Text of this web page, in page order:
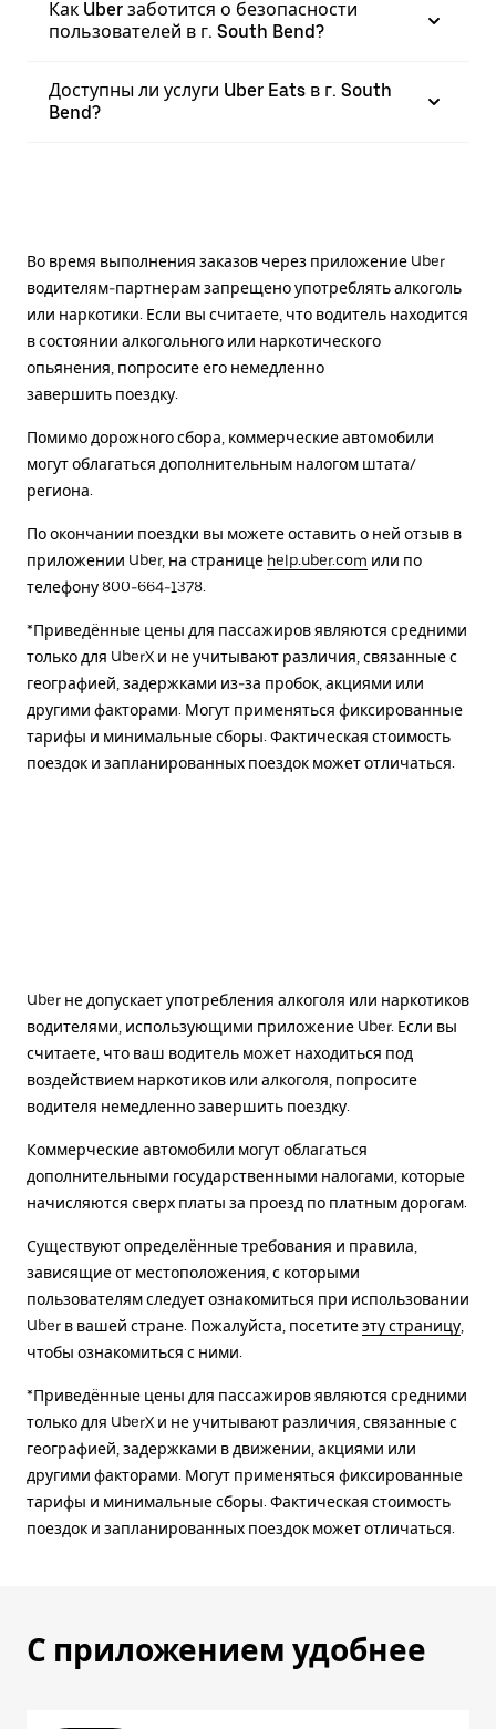
Как Uber заботится о безопасности
пользователей в г. South Bend?
Доступны ли услуги Uber Eats в г. South
Bend?
Во время выполнения заказов через приложение Uber
водителям-партнерам запрещено употреблять алкоголь
или наркотики. Если вы считаете, что водитель находится
в состоянии алкогольного или наркотического
опьянения, попросите его немедленно
завершить поездку.
Помимо дорожного сбора, коммерческие автомобили
могут облагаться дополнительным налогом штата/
региона.
По окончании поездки вы можете оставить о ней отзыв в
приложении Uber, на странице help.uber.com или по
телефону 800-664-1378.
*Приведённые цены для пассажиров являются средними
только для UberX и не учитывают различия, связанные с
географией, задержками из-за пробок, акциями или
другими факторами. Могут применяться фиксированные
тарифы и минимальные сборы. Фактическая стоимость
поездок и запланированных поездок может отличаться.
Uber не допускает употребления алкоголя или наркотиков
водителями, использующими приложение Uber. Если вы
считаете, что ваш водитель может находиться под
воздействием наркотиков или алкоголя, попросите
водителя немедленно завершить поездку.
Коммерческие автомобили могут облагаться
дополнительными государственными налогами, которые
начисляются сверх платы за проезд по платным дорогам.
Существуют определённые требования и правила,
зависящие от местоположения, с которыми
пользователям следует ознакомиться при использовании
Uber в вашей стране. Пожалуйста, посетитеэту страницу
чтобы ознакомиться с ними.
*Приведённые цены для пассажиров являются средними
только для UberX и не учитывают различия, связанные с
географией, задержками в движении, акциями или
другими факторами. Могут применяться фиксированные
тарифы и минимальные сборы. Фактическая стоимость
поездок и запланированных поездок может отличаться.
С приложением удобнее